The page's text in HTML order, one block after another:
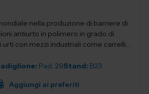
nella produzione di barriere di
antiurto in polimero in grado di
urti con mezzi industriali come carrelli
Pad. 29Stand: B23
Aggiungi ai preferiti